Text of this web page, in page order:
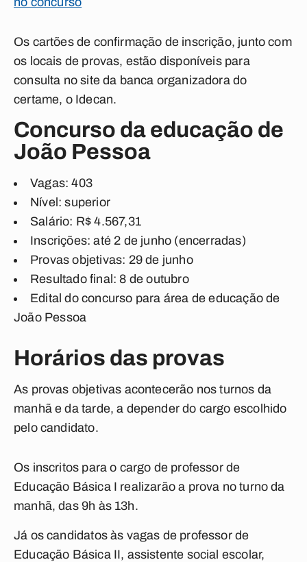
Os cartões de confirmação de inscrição, junto com
os locais de provas, estão disponíveis para
consulta no site da banca organizadora do
certame, o Idecan.
Concurso da educação de
João Pessoa
Vagas: 403
Nível: superior
Salário: R$ 4.567,31
Inscrições: até 2 de junho (encerradas)
Provas objetivas: 29 de junho
Resultado final: 8 de outubro
Edital do concurso para área de educação de
João Pessoa
Horários das provas
As provas objetivas acontecerão nos turnos da
manhã e da tarde, a depender do cargo escolhido
pelo candidato.
Os inscritos para o cargo de professor de
Educação Básica I realizarão a prova no turno da
manhã, das 9h às 13h.
Já os candidatos às vagas de professor de
Educação Básica II, assistente social escolar,